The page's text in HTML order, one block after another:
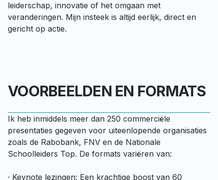
leiderschap, innovatie of het omgaan met
veranderingen. Mijn insteek is altijd eerlijk, direct en
gericht op actie.
VOORBEELDEN EN FORMATS
Ik heb inmiddels meer dan 250 commerciële
presentaties gegeven voor uiteenlopende organisaties
zoals de Rabobank, FNV en de Nationale
Schoolleiders Top. De formats variëren van:
· Keynote lezingen: Een krachtige boost van 60